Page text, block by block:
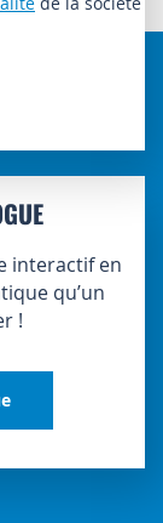
interactif en
qu’un
!